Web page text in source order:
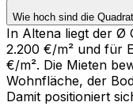
Wie hoch sind die
In Altena liegt der Ø
2.200 €/m² und für
€/m². Die Mieten
Wohnfläche, der
Damit positioniert